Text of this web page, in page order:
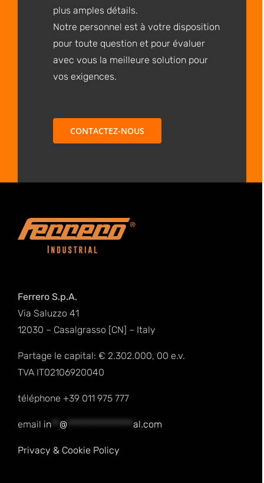
plus amples détails.
Notre personnel est à votre disposition
pour toute question et pour évaluer
avec vous la meilleure solution pour
vos exigences.
CONTACTEZ-NOUS
Ferrero S.p.A.
Via Saluzzo 41
12030 – Casalgrasso [CN] – Italy
Partage le capital: € 2.302.000, 00 e.v.
TVA IT02106920040
téléphone +39 011 975 777
email in** @**************** al.com
Privacy & Cookie Policy